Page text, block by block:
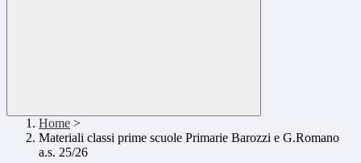
Home >
Materiali classi prime scuole Primarie Barozzi e G.Romano
a.s. 25/26